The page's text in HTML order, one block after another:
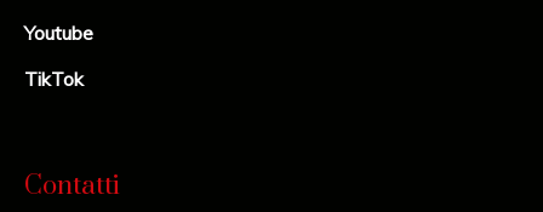
Youtube
TikTok
Contatti